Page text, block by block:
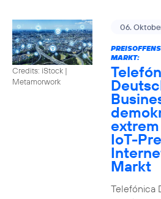
Credits: iStock |
Metamorwork
06.
MARKT:
IoT-
Markt
Telefónica